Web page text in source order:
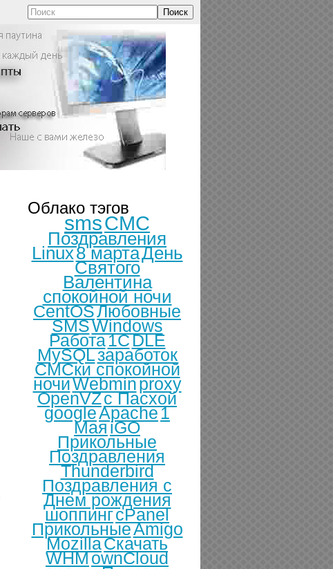
Поиск
Облако тэгов
smsСМС
Поздравления
Linux8 мартаДень
Святого
Валентина
спокойной ночи
CentOSЛюбовные
SMSWindows
Работа1СDLE
MySQLзаработок
СМСки спокойной
ночиWebminproxy
OpenVZс Пасхой
googleApache1
МаяiGO
Прикольные
Поздравления
Thunderbird
Поздравления с
Днем рождения
шоппингcPanel
ПрикольныеAmigo
MozillaСкачать
WHMownCloud